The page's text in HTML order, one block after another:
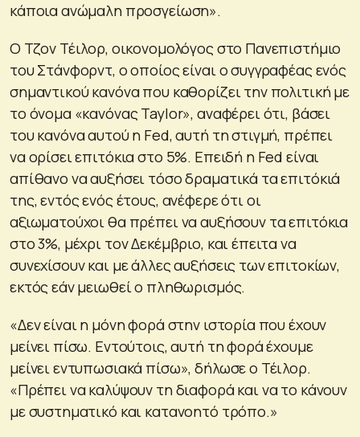
κάποια ανώμαλη προσγείωση».
Ο Τζον Τέιλορ, οικονομολόγος στο Πανεπιστήμιο
του Στάνφορντ, ο οποίος είναι ο συγγραφέας ενός
σημαντικού κανόνα που καθορίζει την πολιτική με
το όνομα «κανόνας Taylor», αναφέρει ότι, βάσει
του κανόνα αυτού η Fed, αυτή τη στιγμή, πρέπει
να ορίσει επιτόκια στο 5%. Επειδή η Fed είναι
απίθανο να αυξήσει τόσο δραματικά τα επιτόκιά
της, εντός ενός έτους, ανέφερε ότι οι
αξιωματούχοι θα πρέπει να αυξήσουν τα επιτόκια
στο 3%, μέχρι τον Δεκέμβριο, και έπειτα να
συνεχίσουν και με άλλες αυξήσεις των επιτοκίων,
εκτός εάν μειωθεί ο πληθωρισμός.
«Δεν είναι η μόνη φορά στην ιστορία που έχουν
μείνει πίσω. Εντούτοις, αυτή τη φορά έχουμε
μείνει εντυπωσιακά πίσω», δήλωσε ο Τέιλορ.
«Πρέπει να καλύψουν τη διαφορά και να το κάνουν
με συστηματικό και κατανοητό τρόπο.»